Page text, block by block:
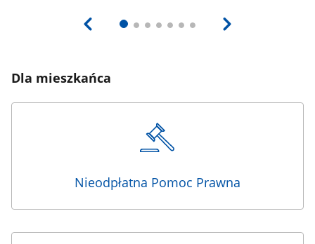
Dla mieszkańca
Nieodpłatna Pomoc Prawna